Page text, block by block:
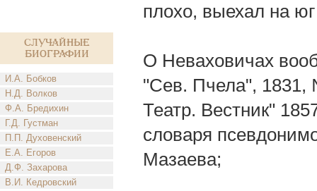
Случайные
биографии
И.А. Бобков
Н.Д. Волков
Ф.А. Бредихин
Г.Д. Густман
П.П. Духовенский
Е.А. Егоров
Д.Ф. Захарова
В.И. Кедровский
плохо, выехал на юг
О Неваховичах
"Сев. Пчела", 1831,
Театр. Вестник"
словаря
Мазаева;